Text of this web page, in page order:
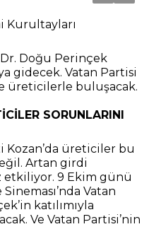
Kurultayları
Doğu Perinçek
gidecek. Vatan Partisi
üreticilerle buluşacak.
SORUNLARINI
Kozan’da üreticiler bu
Artan girdi
9 Ekim günü
Vatan
katılımıyla
Ve Vatan Partisi’nin